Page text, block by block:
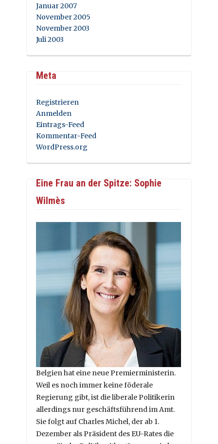
Januar 2007
November 2005
November 2003
Juli 2003
Meta
Registrieren
Anmelden
Eintrags-Feed
Kommentar-Feed
WordPress.org
Eine Frau an der Spitze: Sophie
Wilmès
Belgien hat eine neue Premierministerin.
Weil es noch immer keine föderale
Regierung gibt, ist die liberale Politikerin
allerdings nur geschäftsführend im Amt.
Sie folgt auf Charles Michel, der ab 1.
Dezember als Präsident des EU-Rates die